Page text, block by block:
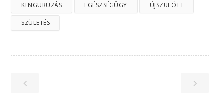
KENGURUZÁS EGÉSZSÉGÜGY ÚJSZÜLÖTT
SZÜLETÉS